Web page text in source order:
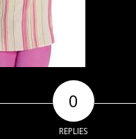
0
REPLIES